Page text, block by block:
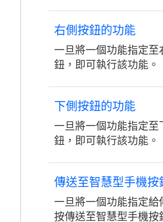
右側按鈕的功能
一旦將一個功能指定
鈕，即可執行該功能。
下側按鈕的功能
一旦將一個功能指定
鈕，即可執行該功能。
傳送至智慧型手機按
一旦將一個功能指定
按傳送至智慧型手機按